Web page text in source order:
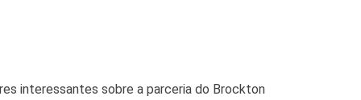
interessantes sobre a parceria do Brockton